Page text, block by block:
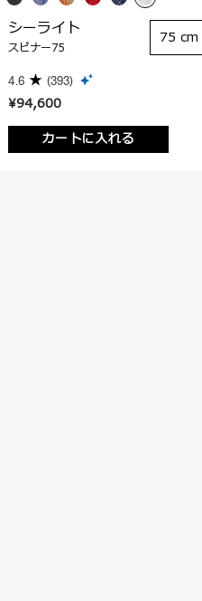
¥94,600
カートに入れる
シーライト
スピナー75
4.6 (393)
75 cm